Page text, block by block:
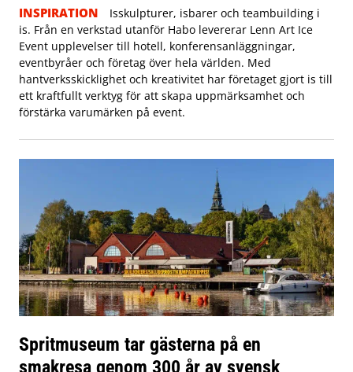
INSPIRATION
Isskulpturer, isbarer och teambuilding i
is. Från en verkstad utanför Habo levererar Lenn Art Ice
Event upplevelser till hotell, konferensanläggningar,
eventbyråer och företag över hela världen. Med
hantverksskicklighet och kreativitet har företaget gjort is till
ett kraftfullt verktyg för att skapa uppmärksamhet och
förstärka varumärken på event.
Spritmuseum tar gästerna på en
smakresa genom 300 år av svensk